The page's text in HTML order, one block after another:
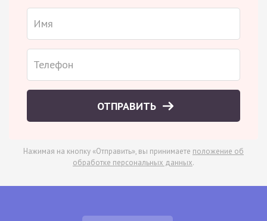
ОТПРАВИТЬ
Нажимая на кнопку «Отправить», вы принимаете положение об
обработке персональных данных.